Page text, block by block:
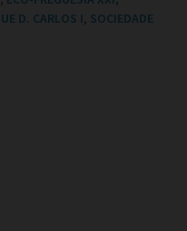
D. CARLOS I , SOCIEDADE